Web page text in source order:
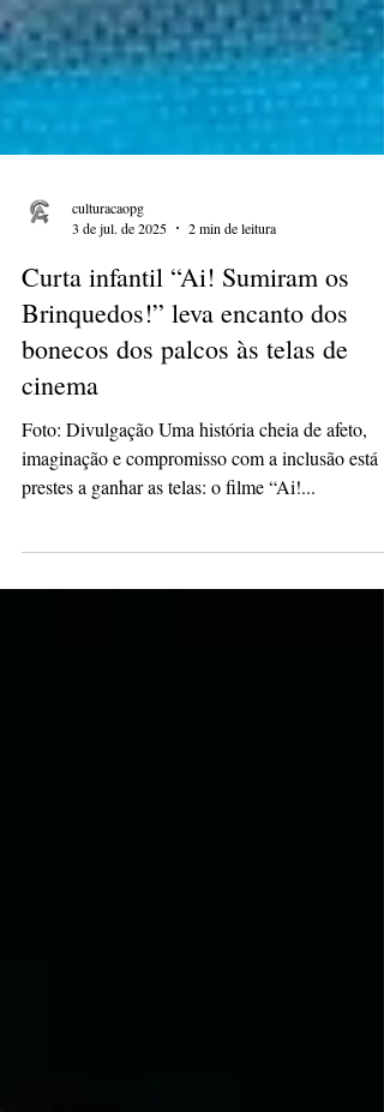
3 de jul. de 2025
2 min de leitura
Curta infantil “Ai! Sumiram os
Brinquedos!” leva encanto dos
bonecos dos palcos às telas de
cinema
Foto: Divulgação Uma história cheia de afeto,